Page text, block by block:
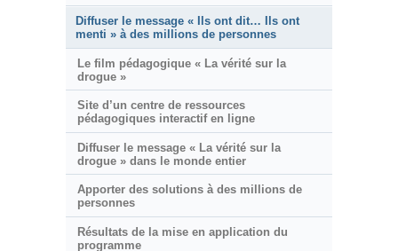
Diffuser le message « Ils ont dit… Ils ont
menti » à des millions de personnes
Le film pédagogique « La vérité sur la
drogue »
Site d’un centre de ressources
pédagogiques interactif en ligne
Diffuser le message « La vérité sur la
drogue » dans le monde entier
Apporter des solutions à des millions de
personnes
Résultats de la mise en application du
programme